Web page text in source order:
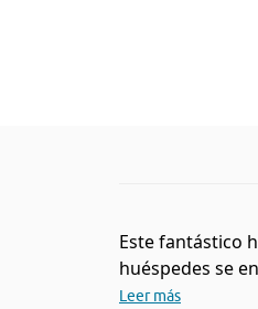
Este fantástico
huéspedes se
Leer más